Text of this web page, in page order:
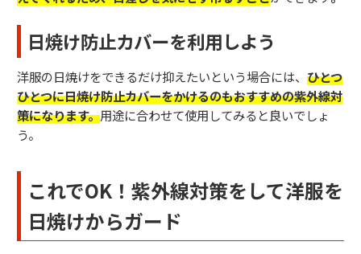
日焼け防止カバーを利用しよう
洋服の日焼けをできるだけ抑えたいという場合には、 ひとつ
ひとつに日焼け防止カバーをかけるのもおすすめの紫外線対
策になります。用途に合わせて使用してみると良いでしょ
う。
これでOK！紫外線対策をして洋服を
日焼けからガード